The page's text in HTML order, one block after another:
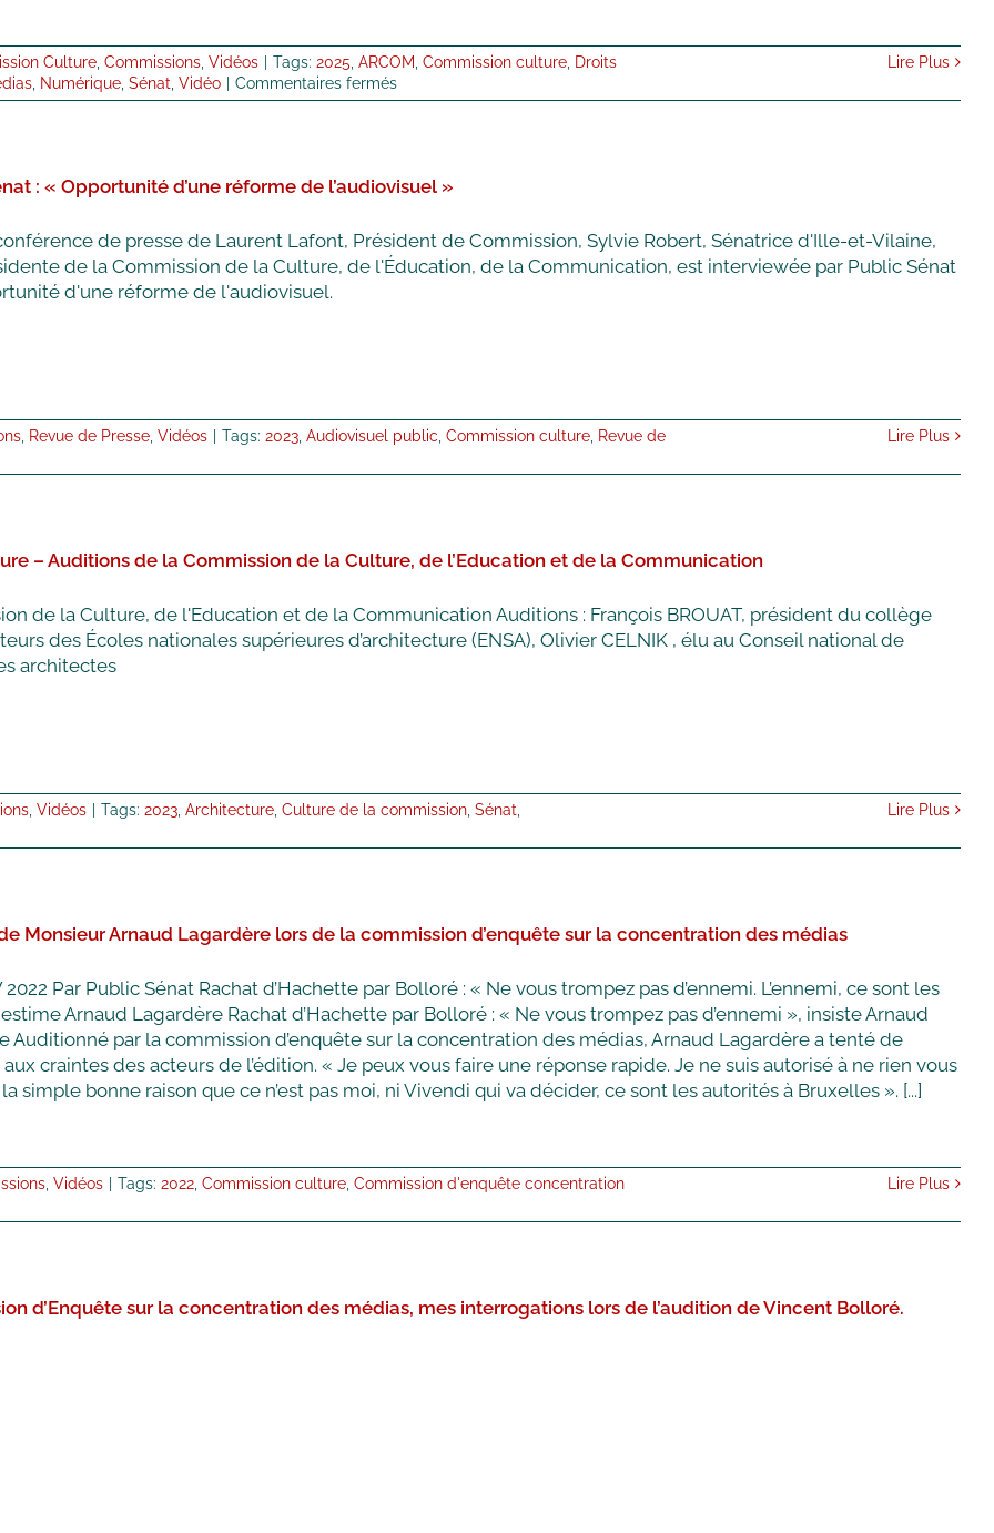
Culture, Commissions, Vidéos Tags: 2025 ARCOM Commission culture, Droits
, Numérique, Sénat Vidéo Commentaires ferméssur
Questions
de
en
audition
Lire Plus
: « Opportunité d’une réforme de l’audiovisuel »
de presse de Laurent Lafont, Président de Commission, Sylvie Robert, Sénatrice d'Ille-et-Vilaine,
de la Commission de la Culture, de l'Éducation, de la Communication, est interviewée par Public Sénat
d'une réforme de l'audiovisuel.
, Revue de Presse, Vidéos Tags: 2023, Audiovisuel public Commission culture, Revue de
Lire Plus
– Auditions de la Commission de la Culture, de l’Education et de la Communication
de la Culture, de l'Education et de la Communication Auditions : François BROUAT, président du collège
des Écoles nationales supérieures d’architecture (ENSA), Olivier CELNIK , élu au Conseil national de
architectes
, Vidéos Tags: 2023, Architecture, Culture de la commission, Sénat Lire Plus
Monsieur Arnaud Lagardère lors de la commission d’enquête sur la concentration des médias
2022 Par Public Sénat Rachat d’Hachette par Bolloré : « Ne vous trompez pas d’ennemi. L’ennemi, ce sont les
Arnaud Lagardère Rachat d’Hachette par Bolloré : « Ne vous trompez pas d’ennemi », insiste Arnaud
Auditionné par la commission d’enquête sur la concentration des médias, Arnaud Lagardère a tenté de
craintes des acteurs de l’édition. « Je peux vous faire une réponse rapide. Je ne suis autorisé à ne rien vous
simple bonne raison que ce n’est pas moi, ni Vivendi qui va décider, ce sont les autorités à Bruxelles ». [...]
, Vidéos Tags: 2022, Commission culture, Commission d'enquête concentration
Lire Plus
d’Enquête sur la concentration des médias, mes interrogations lors de l’audition de Vincent Bolloré.